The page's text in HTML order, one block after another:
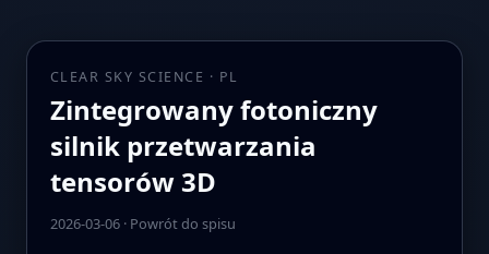
CLEAR SKY SCIENCE · PL
Zintegrowany fotoniczny
silnik przetwarzania
tensorów 3D
2026-03-06· Powrót do spisu